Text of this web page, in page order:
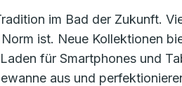
im Bad der Zukunft.
ist. Neue Kollektionen
für Smartphones und
aus und